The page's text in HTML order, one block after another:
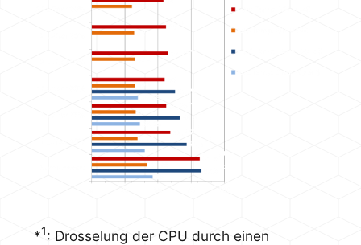
*1: Drosselung der CPU durch einen